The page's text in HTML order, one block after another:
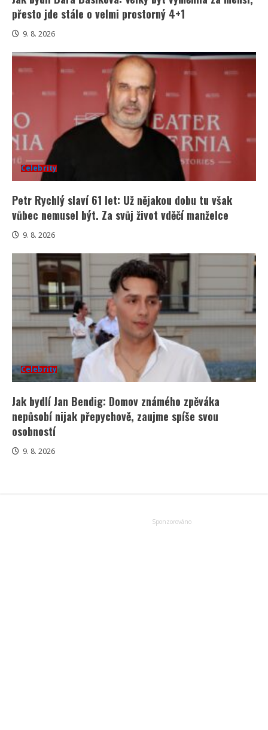
přesto jde stále o velmi prostorný 4+1
9. 8. 2026
Celebrity
Petr Rychlý slaví 61 let: Už nějakou dobu tu však
vůbec nemusel být. Za svůj život vděčí manželce
9. 8. 2026
Celebrity
Jak bydlí Jan Bendig: Domov známého zpěváka
nepůsobí nijak přepychově, zaujme spíše svou
osobností
9. 8. 2026